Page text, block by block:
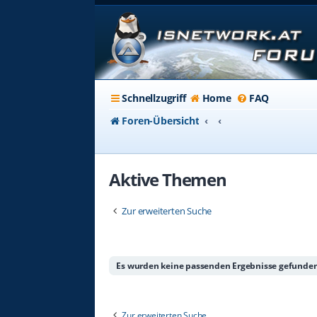
Schnellzugriff Home
FAQ
Foren-Übersicht
Aktive Themen
Zur erweiterten Suche
Es wurden keine passenden Ergebnisse